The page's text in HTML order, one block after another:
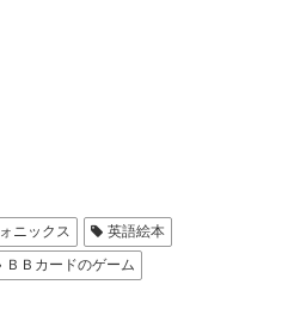
ニックス
英語絵本
ＢＢカードのゲーム